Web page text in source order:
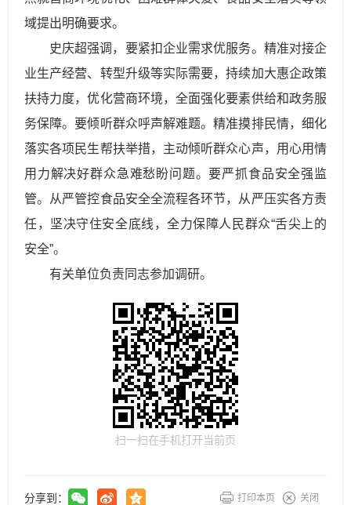
域提出明确要求。
史庆超强调，要紧扣企业需求优服务。精准对接企
业生产经营、转型升级等实际需要，持续加大惠企政策
扶持力度，优化营商环境，全面强化要素供给和政务服
务保障。要倾听群众呼声解难题。精准摸排民情，细化
落实各项民生帮扶举措，主动倾听群众心声，用心用情
用力解决好群众急难愁盼问题。要严抓食品安全强监
管。从严管控食品安全全流程各环节，从严压实各方责
任，坚决守住安全底线，全力保障人民群众“舌尖上的
安全”。
有关单位负责同志参加调研。
扫一扫在手机打开当前页
分享到： 打印本页 关闭